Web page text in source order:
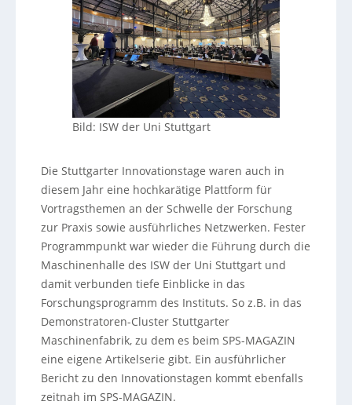
Bild: ISW der Uni Stuttgart
Die Stuttgarter Innovationstage waren auch in
diesem Jahr eine hochkarätige Plattform für
Vortragsthemen an der Schwelle der Forschung
zur Praxis sowie ausführliches Netzwerken. Fester
Programmpunkt war wieder die Führung durch die
Maschinenhalle des ISW der Uni Stuttgart und
damit verbunden tiefe Einblicke in das
Forschungsprogramm des Instituts. So z.B. in das
Demonstratoren-Cluster Stuttgarter
Maschinenfabrik, zu dem es beim SPS-MAGAZIN
eine eigene Artikelserie gibt. Ein ausführlicher
Bericht zu den Innovationstagen kommt ebenfalls
zeitnah im SPS-MAGAZIN.